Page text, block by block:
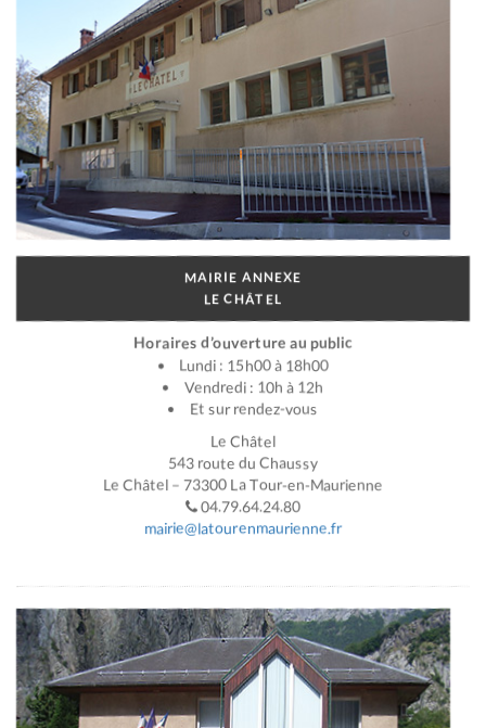
MAIRIE ANNEXE
LE CHÂTEL
Horaires d’ouverture au public
Lundi : 15h00 à 18h00
Vendredi : 10h à 12h
Et sur rendez-vous
Le Châtel
543 route du Chaussy
Le Châtel – 73300 La Tour-en-Maurienne
04.79.64.24.80
mairie@latourenmaurienne.fr